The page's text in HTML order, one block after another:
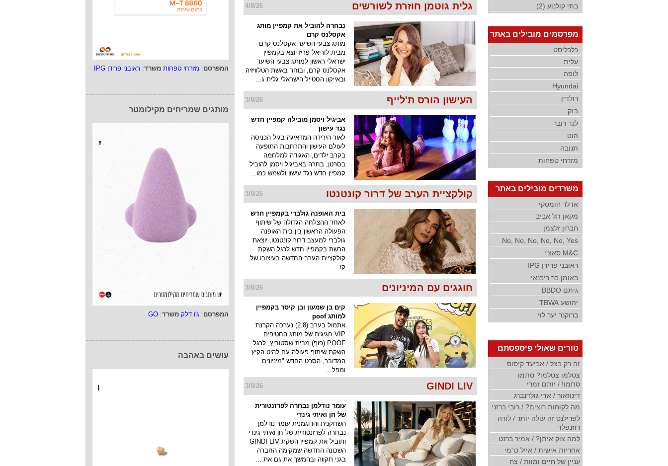
המפרסם: מזרחי טפחות משרד: ראובני פרידן IPG
מותגים שמריחים מקילומטר
המפרסם: ג'ו דלק משרד:
GO
עושים באהבה
4/8/26 גלית גוטמן חוזרת לשורשים
נבחרה להוביל את קמפיין מותג
אקסלנס קרם
מותג צבעי השיער אקסלנס קרם
מבית לוריאל פריז יוצא בקמפיין
ישראלי ראשון למותג צבעי השיער
אקסלנס קרם, ובוחר באשת הטלוויזיה
ובאייקון הסטייל הישראלי גלית ג...
3/8/26 העישון הורס ת'לייף
אביגיל ויסמן מובילה קמפיין חדש
נגד עישון
לאור הירידה המדאיגה בגיל הכניסה
לעולם העישון והתרחבות התופעה
בקרב ילדים, האגודה למלחמה
בסרטן, בחרה באביגיל ויסמן להוביל
קמפיין חדש נגד עישון ולשמש כמו...
3/8/26 קולקציית הערב של דרור קונטנטו
בית האופנה גולברי בקמפיין חדש
לאחר ההצלחה הגדולה של שיתוף
הפעולה הראשון בין בית האופנה
גולברי למעצב דרור קונטנטו, יוצאת
הרשת בקמפיין חדש לרגל השקת
קולקציית הערב החדשה בעיצובו של
קו...
3/8/26 חוגגים עם המיניונים
קים בן שמעון ובן קיסר בקמפיין
למותג poof
אתמול בערב (2.8) נערכה הקרנת
VIP חגיגית של מותג החטיפים
POOF (פוף) מבית שסטוביץ, לרגל
השקת שיתוף פעולה עם להיט הקיץ
המדובר, הסרט החדש "מיניונים
ומפל...
3/8/26
עומר נודלמן נבחרה לפרזנטורית
של חן ואיתי גינדי
השחקנית והדוגמנית עומר נודלמן
נבחרה לפרזנטורית של חן ואיתי גינדי
ותוביל את קמפיין השקת GINDI LIV
השכונה החדשה שמקימה החברה
בגני תקווה ובהמשך את גם את ...
בתי קולנוע (2)
מפרסמים מובילים באתר
כלכליסט
עלית
לופה
Hyundai
רולדין
בזק
לנד רובר
הוט
תנובה
מזרחי טפחות
משרדים מובילים באתר
אדלר חומסקי
מקאן תל אביב
חברון זלצמן
No, No, No, No, No, Yes
M&C סאצ'י
ראובני פרידן IPG
באומן בר ריבנאי
גיתם BBDO
יהושע TBWA
ברוקנר יער לוי
טורים שאולי פיספסתם
זה רק בצל / אביעד קיסוס
צטלמו צטלמו? סתמו
סתמו! / יותם זמרי
דינוזאור / אדי גולדנברג
מה לקוחות רוצים? / רובי ברזני
לפרילנס זה עולה יותר / לורה
רוזנפלד
למה צוק איתן? / אמיר ברנט
אחריות אישית / אייל כרמי
עניין של חיים ומוות / צח